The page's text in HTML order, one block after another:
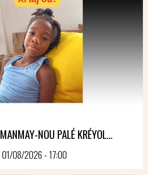
NOU PALÉ KRÉYOL...
01/08/2026 - 17:00